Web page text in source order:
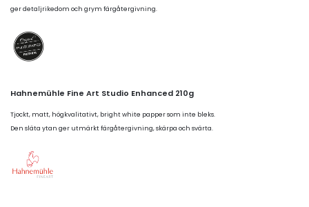
ger detaljrikedom och grym färgåtergivning.
Hahnemühle Fine Art Studio Enhanced 210g
Tjockt, matt, högkvalitativt, bright white papper som inte bleks.
Den släta ytan ger utmärkt färgåtergivning, skärpa och svärta.